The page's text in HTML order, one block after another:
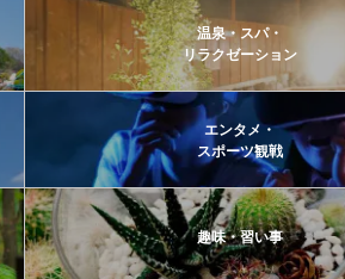
温泉・スパ・
リラクゼーション
エンタメ・
スポーツ観戦
趣味・習い事